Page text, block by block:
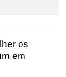
os
em